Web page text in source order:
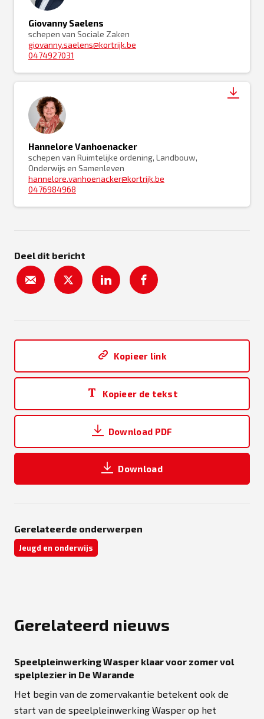
Giovanny Saelens
schepen van Sociale Zaken
giovanny.saelens@kortrijk.be
0474927031
Hannelore Vanhoenacker
schepen van Ruimtelijke ordening, Landbouw,
Onderwijs en Samenleven
hannelore.vanhoenacker@kortrijk.be
0476984968
Deel dit bericht
Kopieer link
Kopieer de tekst
Download PDF
Download
Gerelateerde onderwerpen
Jeugd en onderwijs
Gerelateerd nieuws
Speelpleinwerking Wasper klaar voor zomer vol
spelplezier in De Warande
Het begin van de zomervakantie betekent ook de
start van de speelpleinwerking Wasper op het